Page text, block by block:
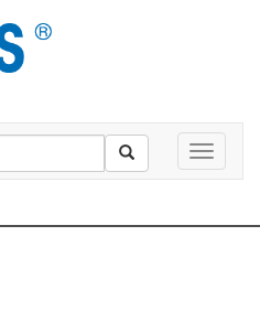
Toggle